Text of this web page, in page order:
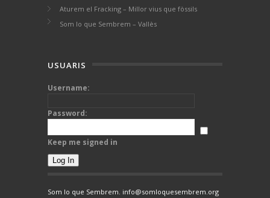
Aturem el Fracking – Millor vius que fòssils
Som lo que Sembrem – Vallès
USUARIS
Username:
Password:
Keep me signed in
Log In
Som lo que Sembrem. info@somloquesembrem.org